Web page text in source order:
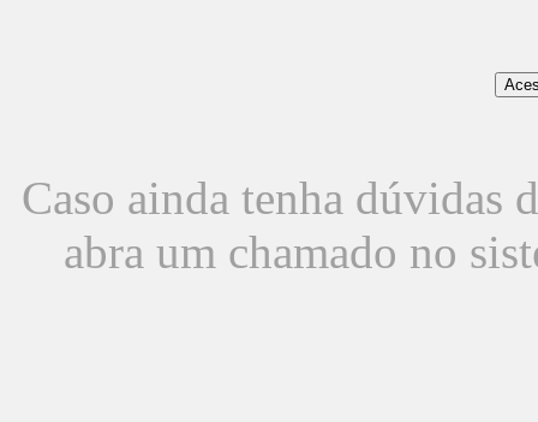
Caso ainda tenha dúvidas
abra um chamado no